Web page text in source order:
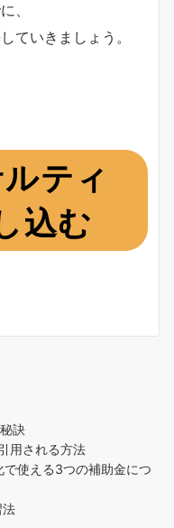
、
ていきましょう。
ティ
込む
訣
用される方法
使える3つの補助金につ
法